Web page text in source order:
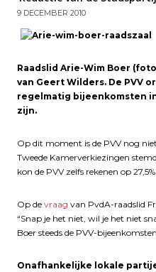
9 DECEMBER 2010
Raadslid Arie-Wim Boer
van Geert Wilders. De PVV
regelmatig bijeenkomsten
zijn.
Op dit moment is de PVV nog
Tweede Kamerverkiezingen
kon de PVV zelfs rekenen op
Op de vraag van PvdA-raadslid
“Snap je het niet, wil je het niet
Boer steeds de PVV-
Onafhankelijke lokale